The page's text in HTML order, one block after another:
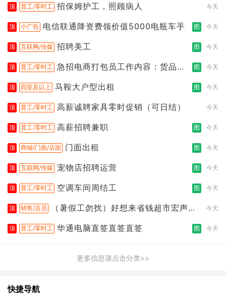
顶 普工/零时工 招保姆护工，照顾病人 今天
顶 小广告 电信联通降资费领价值5000电瓶车手 图 今天
顶 互联网/传媒 招聘美工 图 今天
顶 普工/零时工 急招电商打包员工作内容：货品分
图 今天
顶 四室及以上 马鞍大户型出租 图 今天
顶 普工/零时工 高薪诚聘家具零时促销（可日结） 今天
顶 普工/零时工 高薪招聘兼职 图 今天
顶 商铺/门面/店面 门面出租 图 今天
顶 互联网/传媒 宠物店招聘运营 图 今天
顶 普工/零时工 空调车间周结工 图 今天
顶 销售/店员
（暑假工勿扰）好想来省钱超市宏声桥
今天
顶 普工/零时工 华通电脑直签直签直签 图 今天
更多信息请点击分类>>
快捷导航